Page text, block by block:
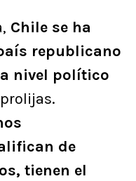
Chile se ha
republicano
nivel político
de
tienen el